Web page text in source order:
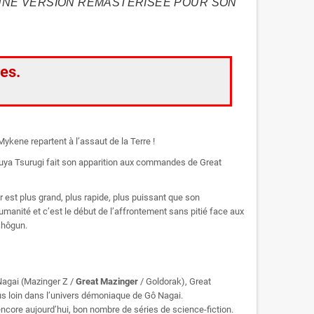
VERSION REMASTERISÉE POUR SON
repartent à l’assaut de la Terre !
Tsurugi fait son apparition aux commandes de Great
est plus grand, plus rapide, plus puissant que son
et c’est le début de l’affrontement sans pitié face aux
(Mazinger Z / Great Mazinger/ Goldorak), Great
loin dans l’univers démoniaque de Gô Nagai.
aujourd’hui, bon nombre de séries de science-fiction.